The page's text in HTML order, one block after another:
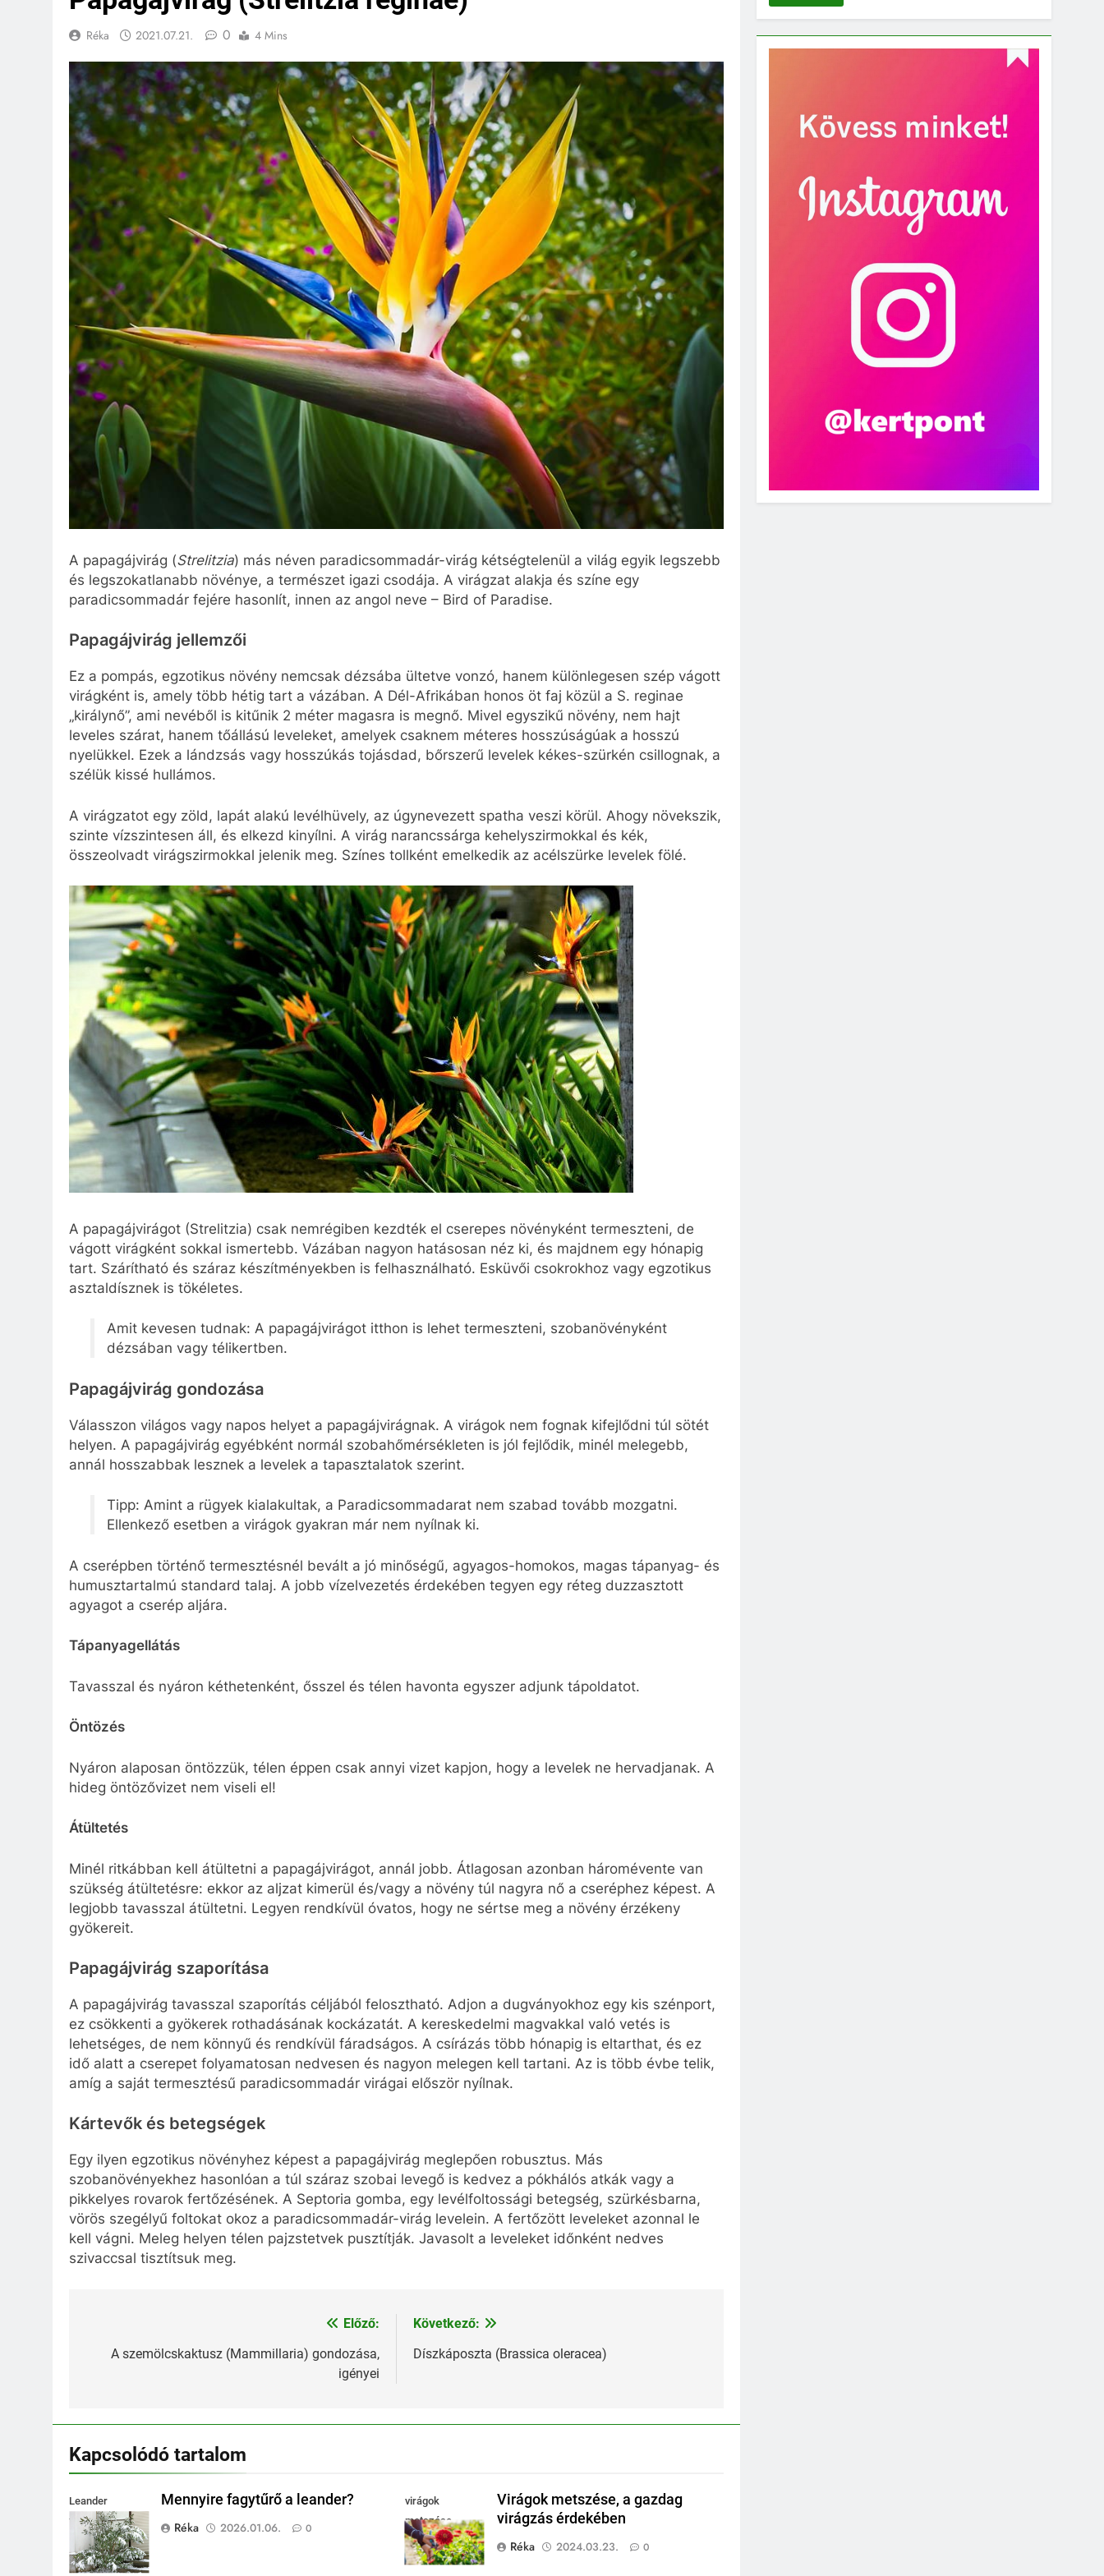
Réka 2021.07.21. 0 4 Mins
A papagájvirág (Strelitzia) más néven paradicsommadár-virág kétségtelenül a világ egyik legszebb
és legszokatlanabb növénye, a természet igazi csodája. A virágzat alakja és színe egy
paradicsommadár fejére hasonlít, innen az angol neve – Bird of Paradise.
Papagájvirág jellemzői
Ez a pompás, egzotikus növény nemcsak dézsába ültetve vonzó, hanem különlegesen szép vágott
virágként is, amely több hétig tart a vázában. A Dél-Afrikában honos öt faj közül a S. reginae
„királynő”, ami nevéből is kitűnik 2 méter magasra is megnő. Mivel egyszikű növény, nem hajt
leveles szárat, hanem tőállású leveleket, amelyek csaknem méteres hosszúságúak a hosszú
nyelükkel. Ezek a lándzsás vagy hosszúkás tojásdad, bőrszerű levelek kékes-szürkén csillognak, a
szélük kissé hullámos.
A virágzatot egy zöld, lapát alakú levélhüvely, az úgynevezett spatha veszi körül. Ahogy növekszik,
szinte vízszintesen áll, és elkezd kinyílni. A virág narancssárga kehelyszirmokkal és kék,
összeolvadt virágszirmokkal jelenik meg. Színes tollként emelkedik az acélszürke levelek fölé.
A papagájvirágot (Strelitzia) csak nemrégiben kezdték el cserepes növényként termeszteni, de
vágott virágként sokkal ismertebb. Vázában nagyon hatásosan néz ki, és majdnem egy hónapig
tart. Szárítható és száraz készítményekben is felhasználható. Esküvői csokrokhoz vagy egzotikus
asztaldísznek is tökéletes.
Amit kevesen tudnak: A papagájvirágot itthon is lehet termeszteni, szobanövényként
dézsában vagy télikertben.
Papagájvirág gondozása
Válasszon világos vagy napos helyet a papagájvirágnak. A virágok nem fognak kifejlődni túl sötét
helyen. A papagájvirág egyébként normál szobahőmérsékleten is jól fejlődik, minél melegebb,
annál hosszabbak lesznek a levelek a tapasztalatok szerint.
Tipp: Amint a rügyek kialakultak, a Paradicsommadarat nem szabad tovább mozgatni.
Ellenkező esetben a virágok gyakran már nem nyílnak ki.
A cserépben történő termesztésnél bevált a jó minőségű, agyagos-homokos, magas tápanyag- és
humusztartalmú standard talaj. A jobb vízelvezetés érdekében tegyen egy réteg duzzasztott
agyagot a cserép aljára.
Tápanyagellátás
Tavasszal és nyáron kéthetenként, ősszel és télen havonta egyszer adjunk tápoldatot.
Öntözés
Nyáron alaposan öntözzük, télen éppen csak annyi vizet kapjon, hogy a levelek ne hervadjanak. A
hideg öntözővizet nem viseli el!
Átültetés
Minél ritkábban kell átültetni a papagájvirágot, annál jobb. Átlagosan azonban háromévente van
szükség átültetésre: ekkor az aljzat kimerül és/vagy a növény túl nagyra nő a cseréphez képest. A
legjobb tavasszal átültetni. Legyen rendkívül óvatos, hogy ne sértse meg a növény érzékeny
gyökereit.
Papagájvirág szaporítása
A papagájvirág tavasszal szaporítás céljából felosztható. Adjon a dugványokhoz egy kis szénport,
ez csökkenti a gyökerek rothadásának kockázatát. A kereskedelmi magvakkal való vetés is
lehetséges, de nem könnyű és rendkívül fáradságos. A csírázás több hónapig is eltarthat, és ez
idő alatt a cserepet folyamatosan nedvesen és nagyon melegen kell tartani. Az is több évbe telik,
amíg a saját termesztésű paradicsommadár virágai először nyílnak.
Kártevők és betegségek
Egy ilyen egzotikus növényhez képest a papagájvirág meglepően robusztus. Más
szobanövényekhez hasonlóan a túl száraz szobai levegő is kedvez a pókhálós atkák vagy a
pikkelyes rovarok fertőzésének. A Septoria gomba, egy levélfoltossági betegség, szürkésbarna,
vörös szegélyű foltokat okoz a paradicsommadár-virág levelein. A fertőzött leveleket azonnal le
kell vágni. Meleg helyen télen pajzstetvek pusztítják. Javasolt a leveleket időnként nedves
szivaccsal tisztítsuk meg.
navigáció
Előző:
A szemölcskaktusz (Mammillaria) gondozása,
igényei
Következő:
Díszkáposzta (Brassica oleracea)
Kapcsolódó tartalom
Leander
fagytűrése
Mennyire fagytűrő a leander?
Réka
2026.01.06. 0
virágok
metszése
Virágok metszése, a gazdag
virágzás érdekében
Réka
2024.03.23. 0